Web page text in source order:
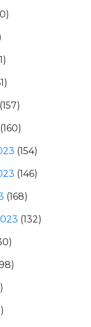
(154)
(146)
(168)
(132)